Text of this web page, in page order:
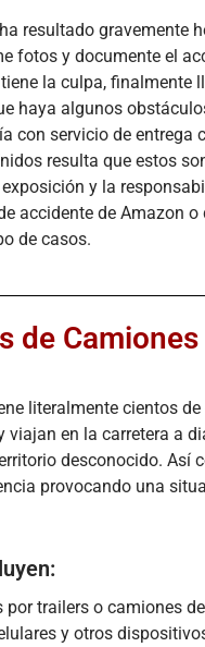
resultado gravemente
fotos y documente el
la culpa, finalmente
haya algunos
con servicio de entrega
resulta que estos
y la
accidente de Amazon
de casos.
de
literalmente cientos
en la carretera a
desconocido. Así
provocando una
trailers o camiones
y otros